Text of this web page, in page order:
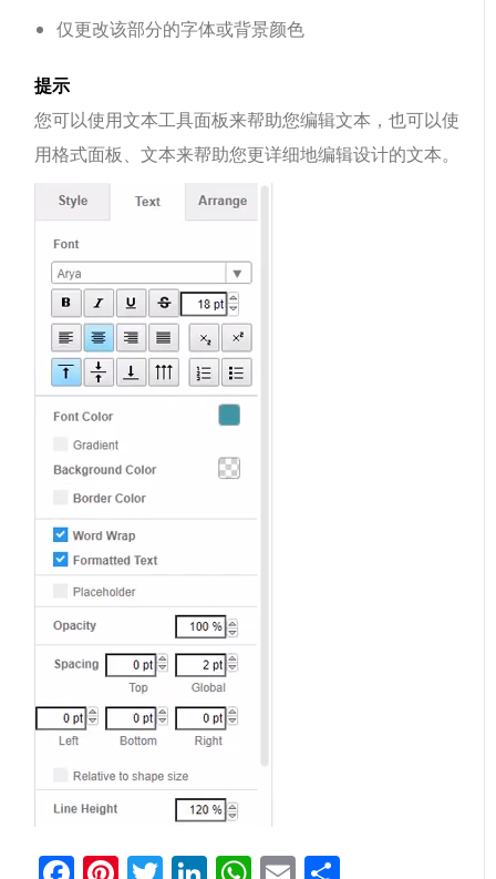
仅更改该部分的字体或背景颜色
提示
您可以使用文本工具面板来帮助您编辑文本，也可以使
用格式面板、文本来帮助您更详细地编辑设计的文本。